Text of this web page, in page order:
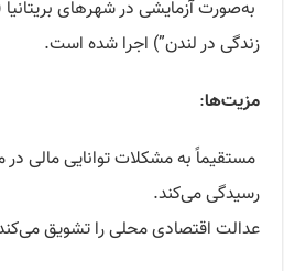
به‌صورت آزمایشی در شهرهای
زندگی در لندن”) اجرا شده است.
مزیت‌ها:
مستقیماً به مشکلات توانایی مالی در
رسیدگی می‌کند.
عدالت اقتصادی محلی را تشویق